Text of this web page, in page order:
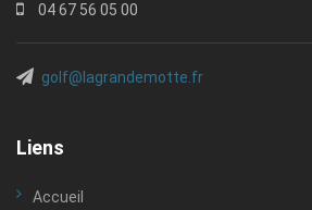
04 67 56 05 00
golf@lagrandemotte.fr
Liens
Accueil